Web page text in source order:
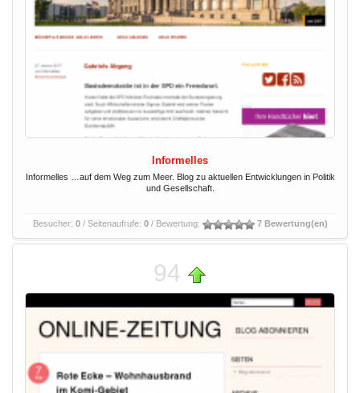
Informelles
Informelles …auf dem Weg zum Meer. Blog zu aktuellen Entwicklungen in Politik
und Gesellschaft.
Besucher: 0/ Seitenaufrufe: 0/ Bewertung: 7 Bewertung(en)
94